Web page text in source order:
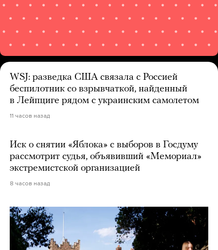
WSJ: разведка США связала с Россией
беспилотник со взрывчаткой, найденный
в Лейпциге рядом с украинским самолетом
11 часов назад
Иск о снятии «Яблока» с выборов в Госдуму
рассмотрит судья, объявивший «Мемориал»
экстремистской организацией
8 часов назад